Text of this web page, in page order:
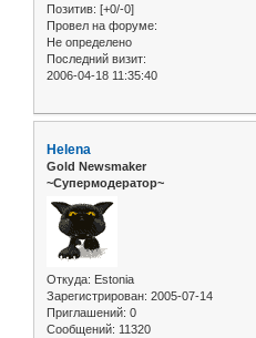
Позитив: [+0/-0]
Провел на форуме:
Не определено
Последний визит:
2006-04-18 11:35:40
Helena
Gold Newsmaker
~Супермодератор~
Откуда: Estonia
Зарегистрирован: 2005-07-14
Приглашений: 0
Сообщений: 11320